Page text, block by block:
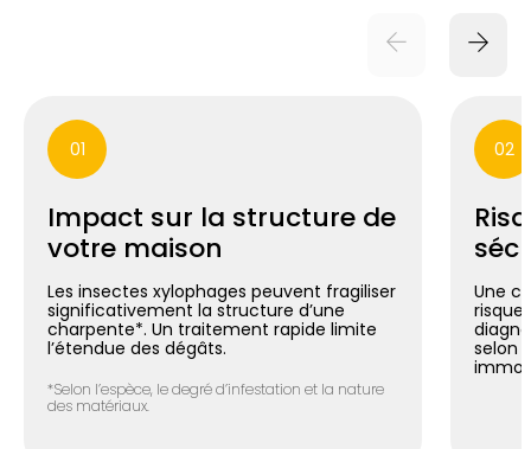
01
Impact sur la structure de
votre maison
Les insectes xylophages peuvent fragiliser
significativement la structure d’une
charpente*. Un traitement rapide limite
l’étendue des dégâts.
*Selon l’espèce, le degré d’infestation et la nature
des matériaux.
02
Une
risque
selon